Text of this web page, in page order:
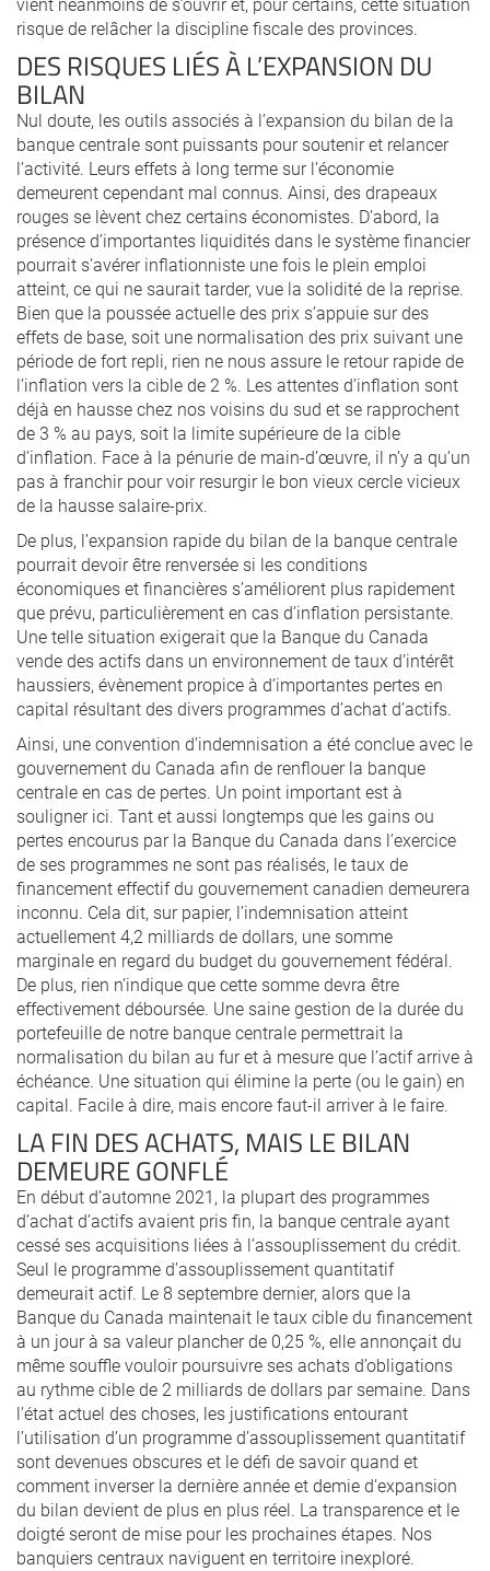
risque de relâcher la discipline fiscale des provinces.
DES RISQUES LIÉS À L’EXPANSION DU
BILAN
Nul doute, les outils associés à l’expansion du bilan de la
banque centrale sont puissants pour soutenir et relancer
l’activité. Leurs effets à long terme sur l’économie
demeurent cependant mal connus. Ainsi, des drapeaux
rouges se lèvent chez certains économistes. D’abord, la
présence d’importantes liquidités dans le système financier
pourrait s’avérer inflationniste une fois le plein emploi
atteint, ce qui ne saurait tarder, vue la solidité de la reprise.
Bien que la poussée actuelle des prix s’appuie sur des
effets de base, soit une normalisation des prix suivant une
période de fort repli, rien ne nous assure le retour rapide de
l’inflation vers la cible de 2 %. Les attentes d’inflation sont
déjà en hausse chez nos voisins du sud et se rapprochent
de 3 % au pays, soit la limite supérieure de la cible
d’inflation. Face à la pénurie de main-d’œuvre, il n’y a qu’un
pas à franchir pour voir resurgir le bon vieux cercle vicieux
de la hausse salaire-prix.
De plus, l’expansion rapide du bilan de la banque centrale
pourrait devoir être renversée si les conditions
économiques et financières s’améliorent plus rapidement
que prévu, particulièrement en cas d’inflation persistante.
Une telle situation exigerait que la Banque du Canada
vende des actifs dans un environnement de taux d’intérêt
haussiers, évènement propice à d’importantes pertes en
capital résultant des divers programmes d’achat d’actifs.
Ainsi, une convention d’indemnisation a été conclue avec le
gouvernement du Canada afin de renflouer la banque
centrale en cas de pertes. Un point important est à
souligner ici. Tant et aussi longtemps que les gains ou
pertes encourus par la Banque du Canada dans l’exercice
de ses programmes ne sont pas réalisés, le taux de
financement effectif du gouvernement canadien demeurera
inconnu. Cela dit, sur papier, l’indemnisation atteint
actuellement 4,2 milliards de dollars, une somme
marginale en regard du budget du gouvernement fédéral.
De plus, rien n’indique que cette somme devra être
effectivement déboursée. Une saine gestion de la durée du
portefeuille de notre banque centrale permettrait la
normalisation du bilan au fur et à mesure que l’actif arrive à
échéance. Une situation qui élimine la perte (ou le gain) en
capital. Facile à dire, mais encore faut-il arriver à le faire.
LA FIN DES ACHATS, MAIS LE BILAN
DEMEURE GONFLÉ
En début d’automne 2021, la plupart des programmes
d’achat d’actifs avaient pris fin, la banque centrale ayant
cessé ses acquisitions liées à l’assouplissement du crédit.
Seul le programme d’assouplissement quantitatif
demeurait actif. Le 8 septembre dernier, alors que la
Banque du Canada maintenait le taux cible du financement
à un jour à sa valeur plancher de 0,25 %, elle annonçait du
même souffle vouloir poursuivre ses achats d’obligations
au rythme cible de 2 milliards de dollars par semaine. Dans
l’état actuel des choses, les justifications entourant
l’utilisation d’un programme d’assouplissement quantitatif
sont devenues obscures et le défi de savoir quand et
comment inverser la dernière année et demie d’expansion
du bilan devient de plus en plus réel. La transparence et le
doigté seront de mise pour les prochaines étapes. Nos
banquiers centraux naviguent en territoire inexploré.